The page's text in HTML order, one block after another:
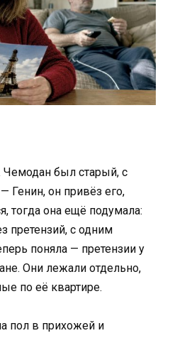
Чемодан был старый, с
Генин, он привёз его,
тогда она ещё подумала:
претензий, с одним
поняла — претензии у
Они лежали отдельно,
по её квартире.
пол в прихожей и